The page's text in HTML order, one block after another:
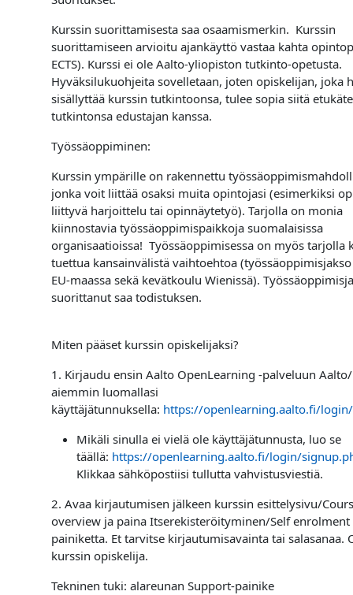
Kurssin suorittamisesta saa osaamismerkin. Kurssin
suorittamiseen arvioitu ajankäyttö vastaa kahta
ECTS). Kurssi ei ole Aalto-yliopiston tutkinto-opetusta.
Hyväksilukuohjeita sovelletaan, joten opiskelijan, joka
sisällyttää kurssin tutkintoonsa, tulee sopia siitä
tutkintonsa edustajan kanssa.
Työssäoppiminen:
Kurssin ympärille on rakennettu
jonka voit liittää osaksi muita opintojasi (esimerkiksi
liittyvä harjoittelu tai opinnäytetyö). Tarjolla on monia
kiinnostavia työssäoppimispaikkoja suomalaisissa
organisaatioissa! Työssäoppimisessa on myös tarjolla
tuettua kansainvälistä vaihtoehtoa
EU-maassa sekä kevätkoulu Wienissä).
suorittanut saa todistuksen.
Miten pääset kurssin opiskelijaksi?
1. Kirjaudu ensin Aalto OpenLearning -palveluun
aiemmin luomallasi
käyttäjätunnuksella: https://openlearning.aalto.fi/
Mikäli sinulla ei vielä ole käyttäjätunnusta, luo se
täällä: https://openlearning.aalto.fi/login/
Klikkaa sähköpostiisi tullutta vahvistusviestiä.
2. Avaa kirjautumisen jälkeen kurssin esittelysivu/
overview ja paina Itserekisteröityminen/Self enrolment
painiketta. Et tarvitse kirjautumisavainta tai salasanaa.
kurssin opiskelija.
Tekninen tuki: alareunan Support-painike